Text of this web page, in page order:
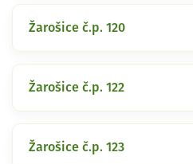
Žarošice č.p. 120
Žarošice č.p. 122
Žarošice č.p. 123